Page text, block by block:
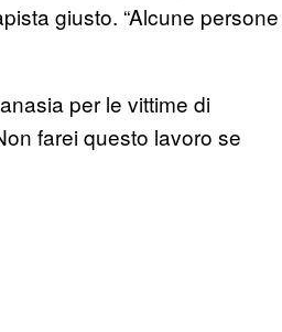
giusto. “Alcune persone
per le vittime di
farei questo lavoro se